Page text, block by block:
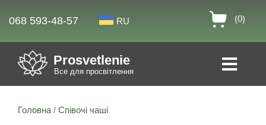
068 593-48-57 RU (0)
Prosvetlenie
Все для просвітлення
Головна / Співочі чаші